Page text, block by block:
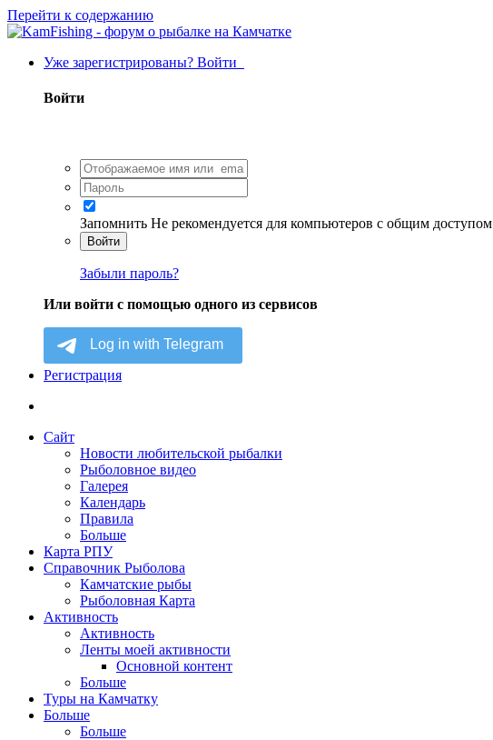
Перейти к содержанию
Уже зарегистрированы? Войти
Войти
Запомнить Не рекомендуется для компьютеров с общим доступом
Войти
Забыли пароль?
Или войти с помощью одного из сервисов
Регистрация
Сайт
Новости любительской рыбалки
Рыболовное видео
Галерея
Календарь
Правила
Больше
Карта РПУ
Справочник Рыболова
Камчатские рыбы
Рыболовная Карта
Активность
Активность
Ленты моей активности
Основной контент
Больше
Туры на Камчатку
Больше
Больше